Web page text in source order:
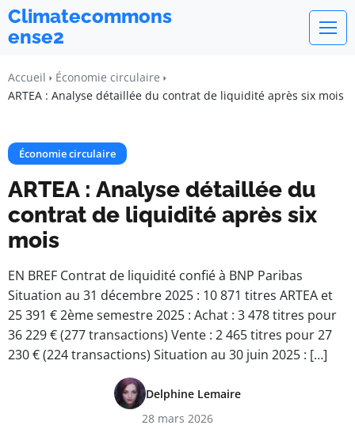
Climatecommons
ense2
Accueil
Économie circulaire
ARTEA : Analyse détaillée du contrat de liquidité après six mois
Économie circulaire
ARTEA : Analyse détaillée du
contrat de liquidité après six
mois
EN BREF Contrat de liquidité confié à BNP Paribas
Situation au 31 décembre 2025 : 10 871 titres ARTEA et
25 391 € 2ème semestre 2025 : Achat : 3 478 titres pour
36 229 € (277 transactions) Vente : 2 465 titres pour 27
230 € (224 transactions) Situation au 30 juin 2025 : […]
Delphine Lemaire
28 mars 2026